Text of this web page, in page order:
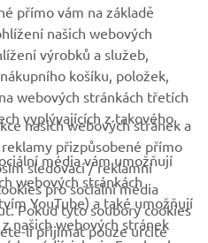
nabídkách,
a mnoho dalšího
K ODBĚRU
osobních údajů a zjistěte, jak
přímo vám na základě
našich webových
výrobků a služeb,
košíku, položek,
webových stránkách třetích
vyplývajících z takového
média vám umožňují
webových stránkách
YouTube) a také umožňují
našich webových stránek
našich webových stránek a
přizpůsobené přímo
sledovací / reklamní
pro sociální média
Pokud tyto soubory cookies
li přijímat pouze určité